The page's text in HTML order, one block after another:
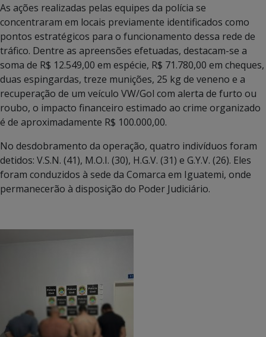
As ações realizadas pelas equipes da polícia se
concentraram em locais previamente identificados como
pontos estratégicos para o funcionamento dessa rede de
tráfico. Dentre as apreensões efetuadas, destacam-se a
soma de R$ 12.549,00 em espécie, R$ 71.780,00 em cheques,
duas espingardas, treze munições, 25 kg de veneno e a
recuperação de um veículo VW/Gol com alerta de furto ou
roubo, o impacto financeiro estimado ao crime organizado
é de aproximadamente R$ 100.000,00.
No desdobramento da operação, quatro indivíduos foram
detidos: V.S.N. (41), M.O.I. (30), H.G.V. (31) e G.Y.V. (26). Eles
foram conduzidos à sede da Comarca em Iguatemi, onde
permanecerão à disposição do Poder Judiciário.